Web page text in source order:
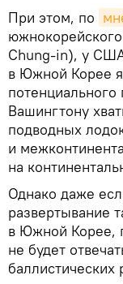
При этом, по
Chung-in), у
в Южной Корее
Вашингтону
подводных
и
на
Однако даже
развертывание
в Южной Корее,
не будет
баллистических